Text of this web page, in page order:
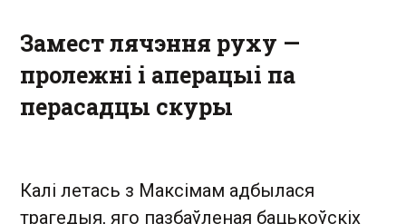
Замест лячэння руху —
пролежні і аперацыі па
перасадцы скуры
Калі летась з Максімам адбылася
трагедыя, яго пазбаўленая бацькоўскіх